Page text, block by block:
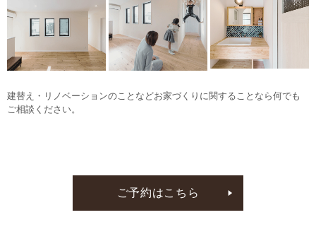
建替え・リノベーションのことなどお家づくりに関することなら何でも
ご相談ください。
ご予約はこちら